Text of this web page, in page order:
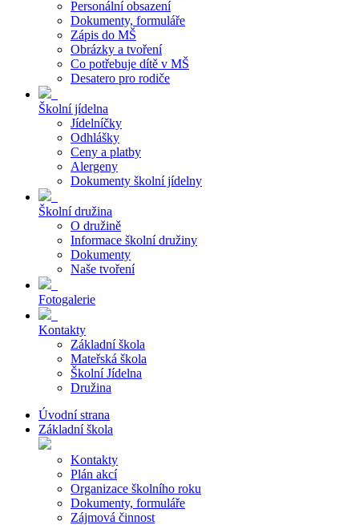
Personální obsazení
Dokumenty, formuláře
Zápis do MŠ
Obrázky a tvoření
Co potřebuje dítě v MŠ
Desatero pro rodiče
Školní jídelna
Jídelníčky
Odhlášky
Ceny a platby
Alergeny
Dokumenty školní jídelny
Školní družina
O družině
Informace školní družiny
Dokumenty
Naše tvoření
Fotogalerie
Kontakty
Základní škola
Mateřská škola
Školní Jídelna
Družina
Úvodní strana
Základní škola
Kontakty
Plán akcí
Organizace školního roku
Dokumenty, formuláře
Zájmová činnost